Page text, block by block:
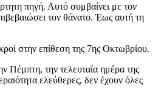
πηγή. Αυτό συμβαίνει με τον
τον θάνατο. Έως αυτή τη
στην επίθεση της 7ης Οκτωβρίου.
Πέμπτη, την τελευταία ημέρα της
ελεύθερες, δεν έχουν όλες